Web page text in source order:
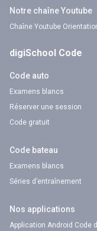
Notre chaîne Youtube
Chaîne Youtube
digiSchool Code
Code auto
Examens blancs
Réserver une session
Code gratuit
Code bateau
Examens blancs
Séries d’entraînement
Nos applications
Application Android Code